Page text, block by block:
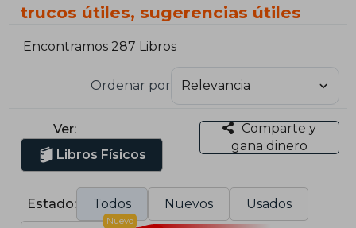
trucos útiles, sugerencias útiles
Encontramos 287 Libros
Ordenar por
Ver:
Libros Físicos
Comparte y
gana dinero
Estado: Todos Nuevos Usados
Nuevo